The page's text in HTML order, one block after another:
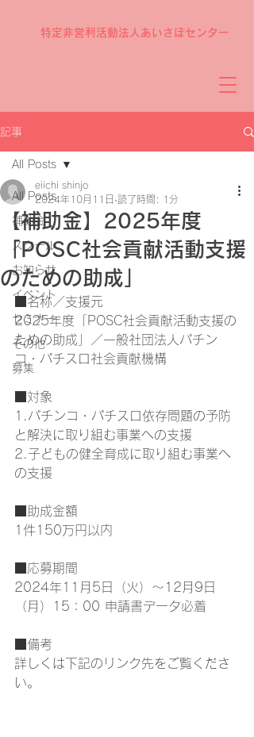
特定非営利活動法人あいさぽセンター
記事
All Posts
補助金
スクール
お知らせ
イベント
セミナー
その他
募集
All Posts
【補助金】2025年度
「POSC社会貢献活動支援
のための助成」
eiichi shinjo
2024年10月11日 読了時間: 1分
■名称／支援元
2025年度「POSC社会貢献活動支援の
ための助成」／一般社団法人パチン
コ・パチスロ社会貢献機構
■対象
1.パチンコ・パチスロ依存問題の予防
と解決に取り組む事業への支援
2.子どもの健全育成に取り組む事業へ
の支援
■助成金額
1件150万円以内
■応募期間
2024年11月5日（火）～12月9日
（月）15：00 申請書データ必着
■備考
詳しくは下記のリンク先をご覧くださ
い。